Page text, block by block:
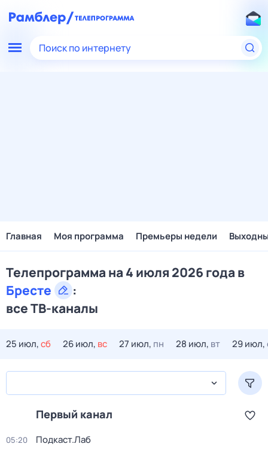
Поиск по интернету
Главная Моя программа Премьеры недели
Телепрограмма на 4 июля 2026 года в
Бресте
:
все ТВ-каналы
25 июл,сб 26 июл, вс 27 июл, пн 28 июл, вт 29 июл,
Первый канал
05:20 Подкаст.Лаб